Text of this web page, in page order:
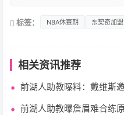
标签： NBA休赛期 东契奇加
相关资讯推荐
前湖人助教曝料：戴维斯
前湖人助教曝詹眉难合练